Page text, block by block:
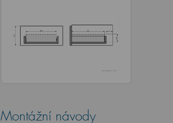
Montážní návody